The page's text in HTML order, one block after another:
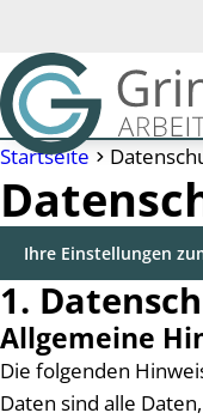
Startseite
Ihre Einstellungen
1.
Allgemeine
Die folgenden
Daten sind alle